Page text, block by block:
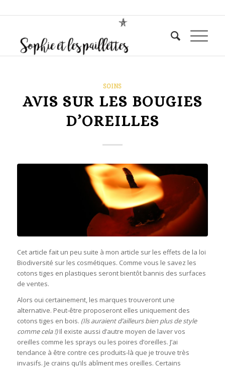
SOINS
AVIS SUR LES BOUGIES
D’OREILLES
Cet article fait un peu suite à mon article sur les effets de la loi
Biodiversité sur les cosmétiques. Comme vous le savez les
cotons tiges en plastiques seront bientôt bannis des surfaces
de ventes.
Alors oui certainement, les marques trouveront une
alternative. Peut-être proposeront elles uniquement des
cotons tiges en bois. (Ils auraient d’ailleurs bien plus de style
comme cela !)Il existe aussi d’autre moyen de laver vos
oreilles comme les sprays ou les poires d’oreilles. J’ai
tendance à être contre ces produits-là que je trouve très
invasifs. Je crains qu’ils abîment mes oreilles. Certains